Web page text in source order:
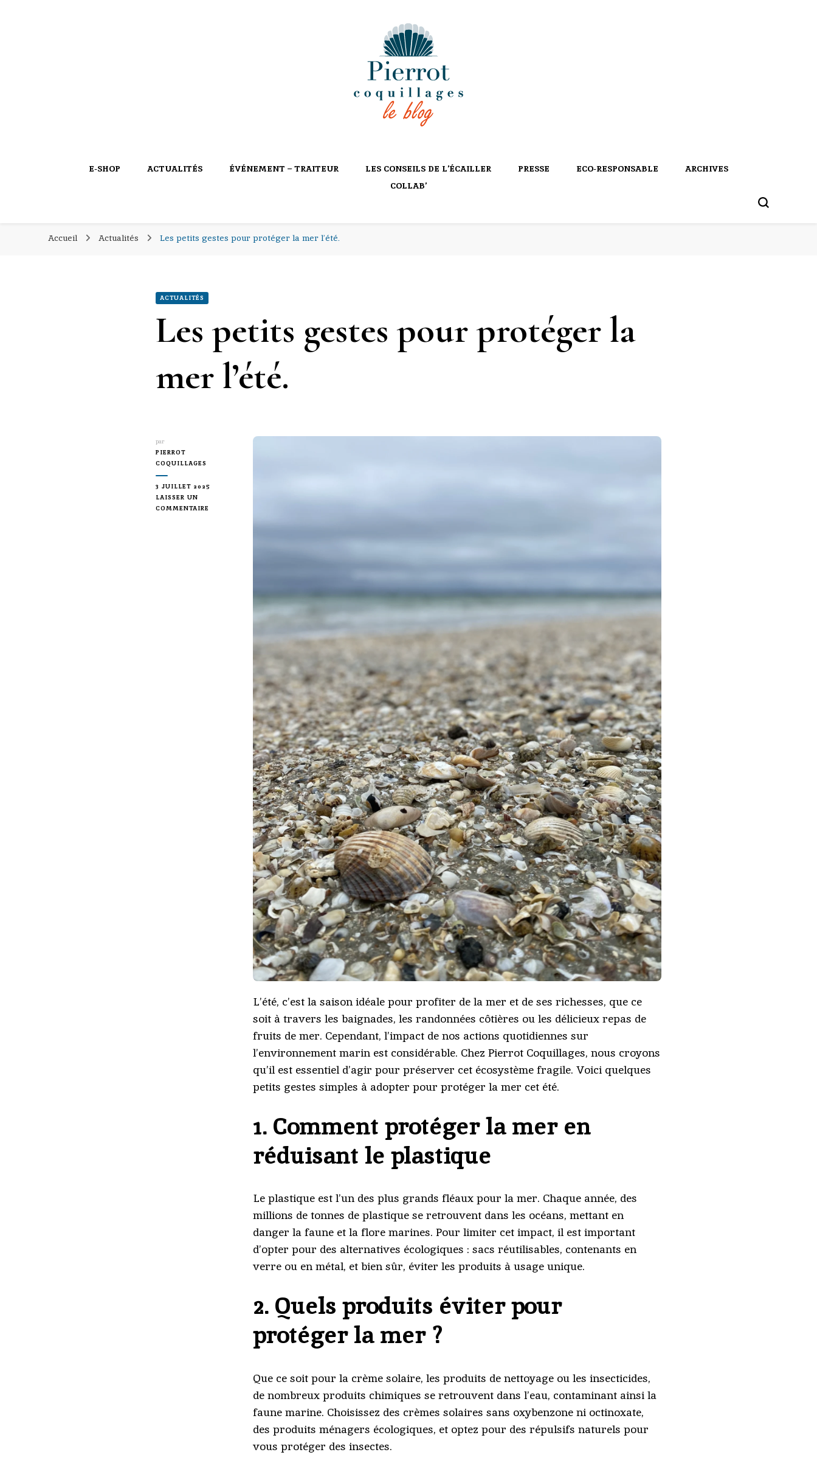
PIERROT COQUILLAGES
E-SHOP ACTUALITÉS ÉVÉNEMENT – TRAITEUR LES CONSEILS DE L’ÉCAILLER PRESSE ECO-RESPONSABLE
ARCHIVES
COLLAB’
Accueil Actualités Les petits gestes pour protéger la mer l’été.
ACTUALITÉS
Les petits gestes pour protéger la
mer l’été.
par
PIERROT
COQUILLAGES
3 JUILLET 2025
LAISSER UN
COMMENTAIRE
L’été, c’est la saison idéale pour profiter de la mer et de ses richesses, que ce
soit à travers les baignades, les randonnées côtières ou les délicieux repas de
fruits de mer. Cependant, l’impact de nos actions quotidiennes sur
l’environnement marin est considérable. Chez Pierrot Coquillages, nous croyons
qu’il est essentiel d’agir pour préserver cet écosystème fragile. Voici quelques
petits gestes simples à adopter pour protéger la mer cet été.
1. Comment protéger la mer en
réduisant le plastique
Le plastique est l’un des plus grands fléaux pour la mer. Chaque année, des
millions de tonnes de plastique se retrouvent dans les océans, mettant en
danger la faune et la flore marines. Pour limiter cet impact, il est important
d’opter pour des alternatives écologiques : sacs réutilisables, contenants en
verre ou en métal, et bien sûr, éviter les produits à usage unique.
2. Quels produits éviter pour
protéger la mer ?
Que ce soit pour la crème solaire, les produits de nettoyage ou les insecticides,
de nombreux produits chimiques se retrouvent dans l’eau, contaminant ainsi la
faune marine. Choisissez des crèmes solaires sans oxybenzone ni octinoxate,
des produits ménagers écologiques, et optez pour des répulsifs naturels pour
vous protéger des insectes.